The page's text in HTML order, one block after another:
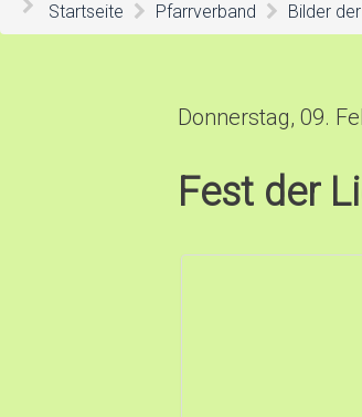
Startseite Pfarrverband Bilder
Donnerstag, 09.
Fest der